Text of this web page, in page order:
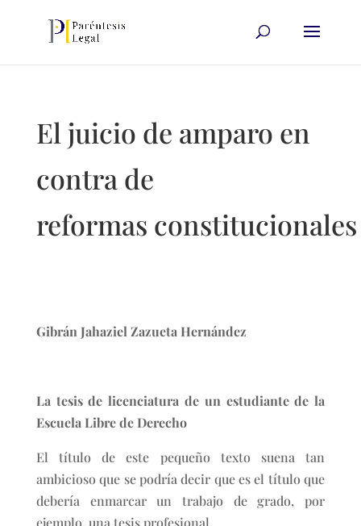
El juicio de amparo en
contra de
reformas constitucionales
Gibrán Jahaziel Zazueta Hernández
La tesis de licenciatura de un estudiante de la
Escuela Libre de Derecho
El título de este pequeño texto suena tan
ambicioso que se podría decir que es el título que
debería enmarcar un trabajo de grado, por
ejemplo, una tesis profesional.